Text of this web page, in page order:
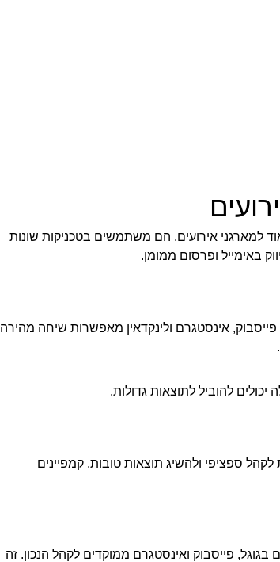
למארגני אירועים. הם משתמשים בטכניקות שונות
באימייל ופרסום ממומן.
אינסטגרם ולינקדאין מאפשרות שיחה מהירה
יכולים להוביל לתוצאות גדולות.
ספציפי ולהשיג תוצאות טובות. קמפיינים
פייסבוק ואינסטגרם ממוקדים לקהל הנכון. זה